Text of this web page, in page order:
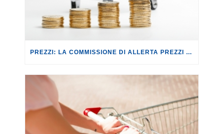
PREZZI: LA COMMISSIONE DI ALLERTA PREZZI CONTRO IL RISCHIO SPECULAZIONI.